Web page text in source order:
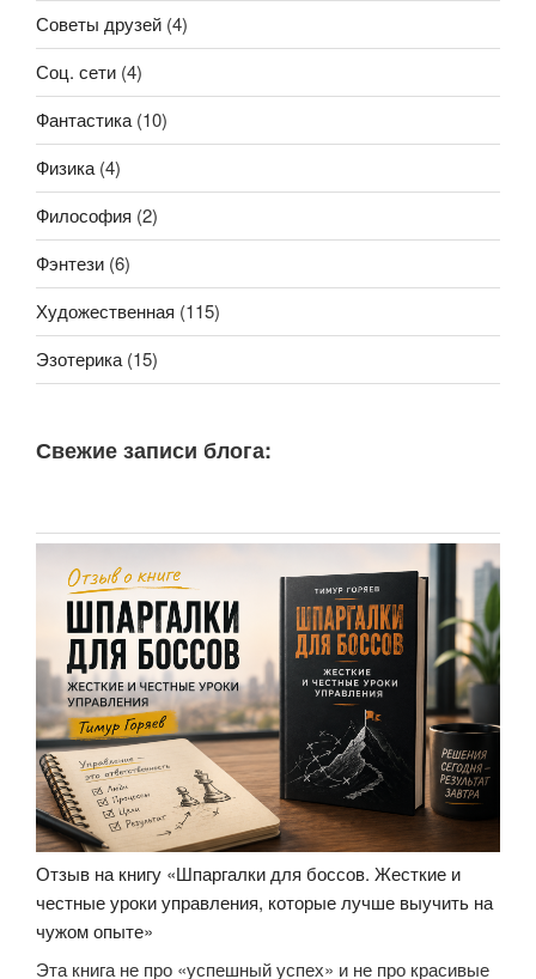
Советы друзей (4)
Соц. сети (4)
Фантастика (10)
Физика (4)
Философия (2)
Фэнтези (6)
Художественная (115)
Эзотерика (15)
Свежие записи блога:
Отзыв на книгу «Шпаргалки для боссов. Жесткие и
честные уроки управления, которые лучше выучить на
чужом опыте»
Эта книга не про «успешный успех» и не про красивые